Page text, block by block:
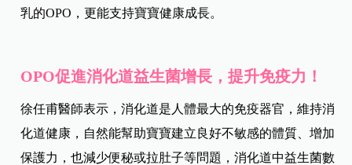
乳的OPO，更能支持寶寶健康成長。
OPO促進消化道益生菌增長，提升免疫力！
徐任甫醫師表示，消化道是人體最大的免疫器官，維持消
化道健康，自然能幫助寶寶建立良好不敏感的體質、增加
保護力，也減少便秘或拉肚子等問題，消化道中益生菌數